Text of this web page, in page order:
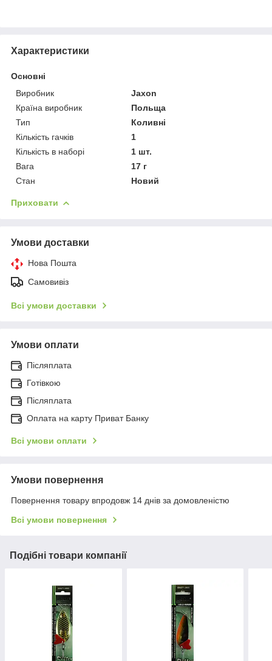
Характеристики
Основні
Виробник
Jaxon
Країна виробник
Польща
Тип
Коливні
Кількість гачків
1
Кількість в наборі
1 шт.
Вага
17 г
Стан
Новий
Приховати
Умови доставки
Нова Пошта
Самовивіз
Всі умови доставки
Умови оплати
Післяплата
Готівкою
Післяплата
Оплата на карту Приват Банку
Всі умови оплати
Умови повернення
Повернення товару впродовж 14 днів за домовленістю
Всі умови повернення
Подібні товари компанії